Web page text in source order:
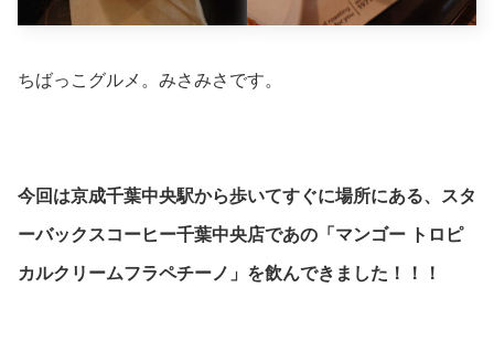
ちばっこグルメ。みさみさです。
今回は京成千葉中央駅から歩いてすぐに場所にある、スタ
ーバックスコーヒー千葉中央店であの「マンゴー トロピ
カルクリームフラペチーノ」を飲んできました！！！